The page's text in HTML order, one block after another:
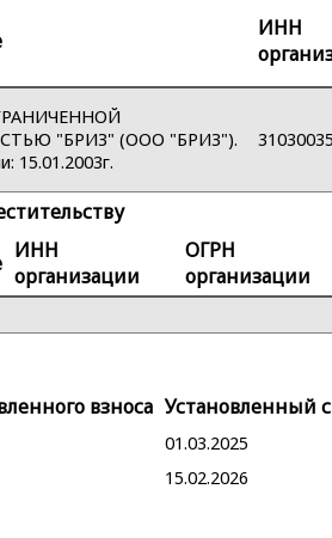
ИНН
"БРИЗ" (ООО "БРИЗ").
15.01.2003г.
ИНН
организации
ОГРН
организации
взноса Установленный
01.03.2025
15.02.2026